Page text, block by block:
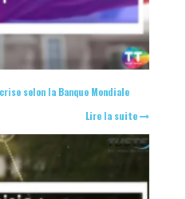
selon la Banque Mondiale
Lire la suite